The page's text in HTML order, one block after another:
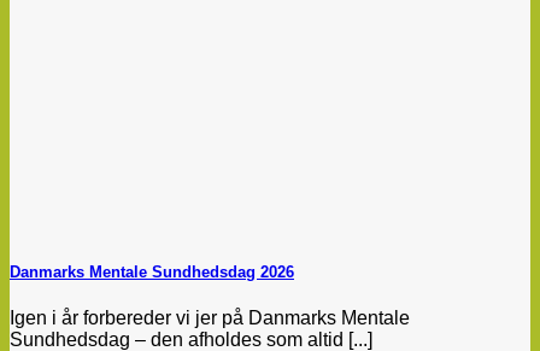
Danmarks Mentale Sundhedsdag 2026
Igen i år forbereder vi jer på Danmarks Mentale
Sundhedsdag – den afholdes som altid [...]